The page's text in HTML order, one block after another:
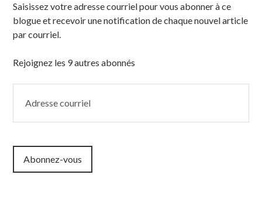
Saisissez votre adresse courriel pour vous abonner à ce
blogue et recevoir une notification de chaque nouvel article
par courriel.
Rejoignez les 9 autres abonnés
courriel
Abonnez-vous